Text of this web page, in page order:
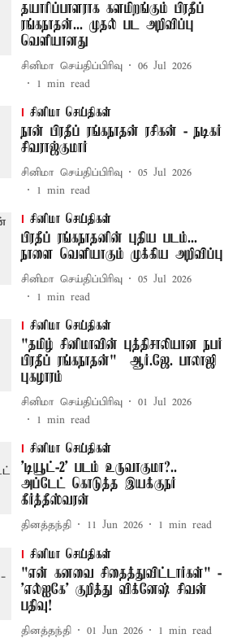
தயாரிப்பாளராக களமிறங்கும் பிரதீப்
ரங்கநாதன்... முதல் பட அறிவிப்பு
வெளியானது
சினிமா செய்திப்பிரிவு
06 Jul 2026
1 min read
சினிமா செய்திகள்
நான் பிரதீப் ரங்கநாதன் ரசிகன் - நடிகர்
சிவராஜ்குமார்
சினிமா செய்திப்பிரிவு
05 Jul 2026
1 min read
சினிமா செய்திகள்
பிரதீப் ரங்கநாதனின் புதிய படம்...
நாளை வெளியாகும் முக்கிய அறிவிப்பு
சினிமா செய்திப்பிரிவு
05 Jul 2026
1 min read
சினிமா செய்திகள்
"தமிழ் சினிமாவின் புத்திசாலியான நபர்
பிரதீப் ரங்கநாதன்" – ஆர்.ஜே. பாலாஜி
புகழாரம்
சினிமா செய்திப்பிரிவு
01 Jul 2026
1 min read
சினிமா செய்திகள்
’டியூட்-2’ படம் உருவாகுமா?..
அப்டேட் கொடுத்த இயக்குநர்
கீர்த்தீஸ்வரன்
தினத்தந்தி 11 Jun 2026 1 min read
சினிமா செய்திகள்
"என் கனவை சிதைத்துவிட்டார்கள்" -
'எல்ஐகே' குறித்து விக்னேஷ் சிவன்
பதிவு!
தினத்தந்தி 01 Jun 2026 1 min read